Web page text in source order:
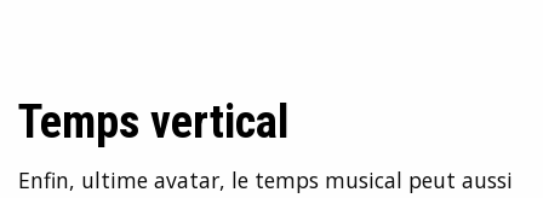
Temps vertical
Enfin, ultime avatar, le temps musical peut aussi